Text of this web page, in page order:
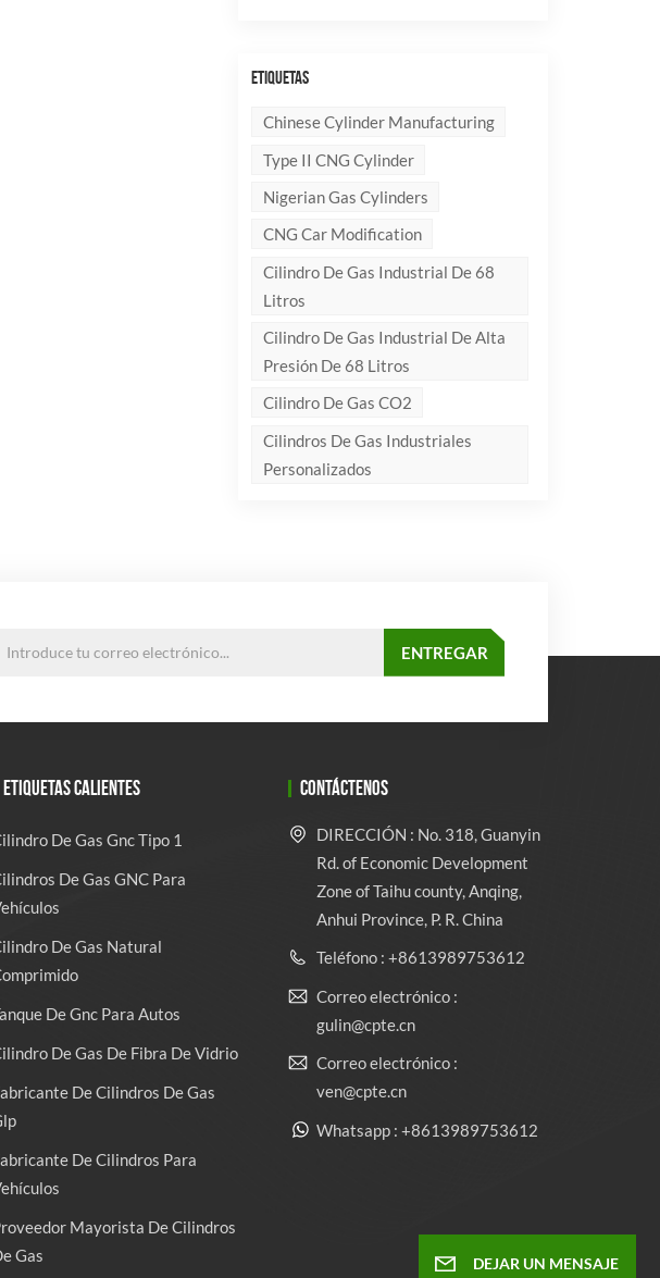
ETIQUETAS
Chinese Cylinder Manufacturing
Type II CNG Cylinder
Nigerian Gas Cylinders
CNG Car Modification
Cilindro De Gas Industrial De 68
Litros
Cilindro De Gas Industrial De Alta
Presión De 68 Litros
Cilindro De Gas CO2
Cilindros De Gas Industriales
Personalizados
ETIQUETAS CALIENTES
De Gas Gnc Tipo 1
De Gas GNC Para
De Gas Natural
De Gnc Para Autos
De Gas De Fibra De Vidrio
De Cilindros De Gas
De Cilindros Para
Mayorista De Cilindros
Gas
CONTÁCTENOS
DIRECCIÓN : No. 318, Guanyin
Rd. of Economic Development
Zone of Taihu county, Anqing,
Anhui Province, P. R. China
Teléfono : +8613989753612
Correo electrónico :
gulin@cpte.cn
Correo electrónico :
ven@cpte.cn
Whatsapp : +8613989753612
DEJAR UN MENSAJE